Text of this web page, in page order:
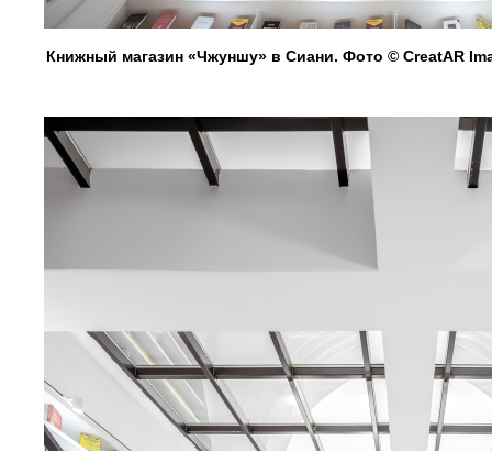
Книжный магазин «Чжуншу» в Сиани. Фото © CreatAR